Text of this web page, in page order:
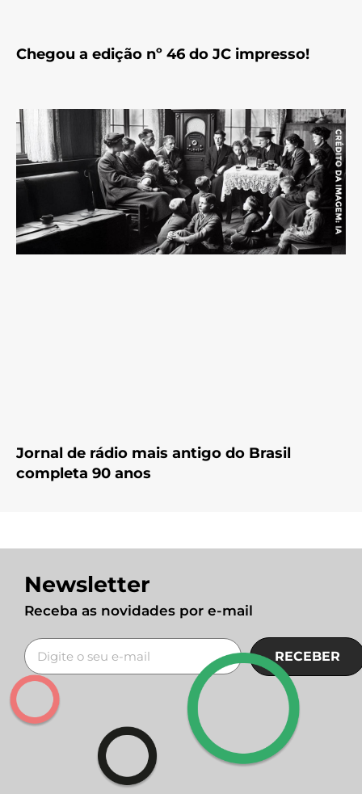
Chegou a edição nº 46 do JC impresso!
Jornal de rádio mais antigo do Brasil
completa 90 anos
Newsletter
Receba as novidades por e-mail
RECEBER